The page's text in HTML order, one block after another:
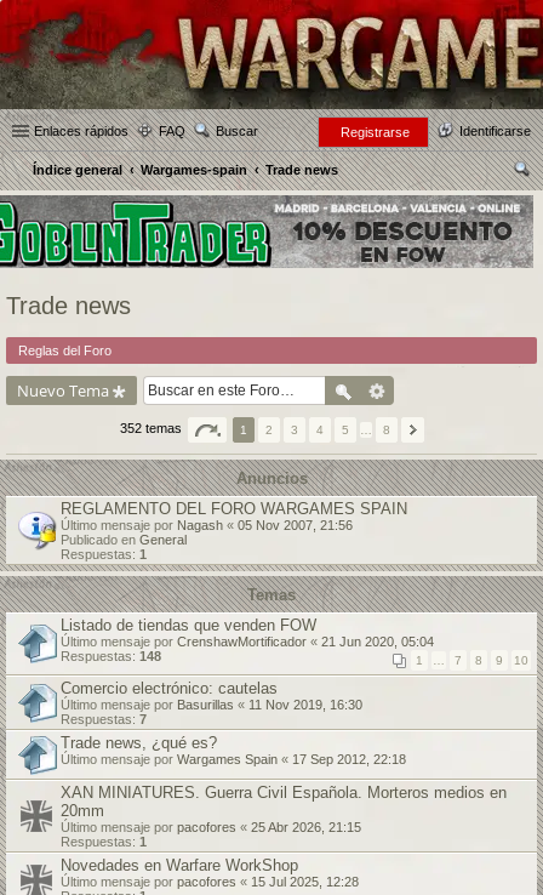
Enlaces rápidos FAQ Buscar Identificarse
Registrarse
Índice general Wargames-spain
Trade news
us
car
Trade news
Reglas del Foro
Nuevo Tema
352 temas 1 2 3 4 5 8
Anuncios
REGLAMENTO DEL FORO WARGAMES SPAIN
Último mensaje por Nagash « 05 Nov 2007, 21:56
Publicado en General
Respuestas: 1
Temas
Listado de tiendas que venden FOW
Último mensaje por CrenshawMortificador « 21 Jun 2020, 05:04
Respuestas: 148 1 7 8 9 10
Comercio electrónico: cautelas
Último mensaje por Basurillas « 11 Nov 2019, 16:30
Respuestas: 7
Trade news, ¿qué es?
Último mensaje por Wargames Spain « 17 Sep 2012, 22:18
XAN MINIATURES. Guerra Civil Española. Morteros medios en
20mm
Último mensaje por pacofores « 25 Abr 2026, 21:15
Respuestas: 1
Novedades en Warfare WorkShop
Último mensaje por pacofores « 15 Jul 2025, 12:28